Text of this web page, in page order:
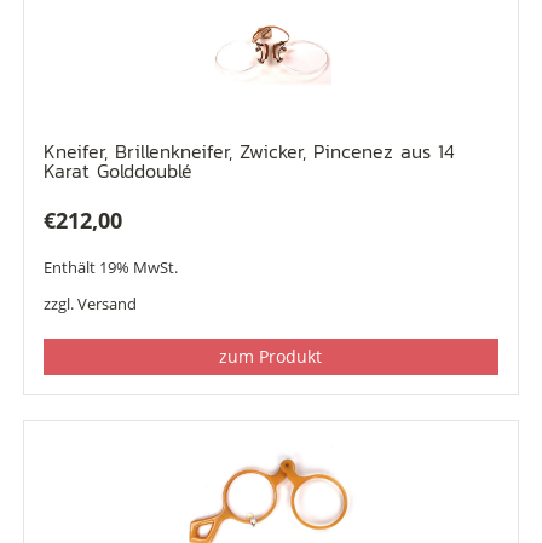
Kneifer, Brillenkneifer, Zwicker, Pincenez aus 14
Karat Golddoublé
€212,00
Enthält 19% MwSt.
zzgl.Versand
zum Produkt